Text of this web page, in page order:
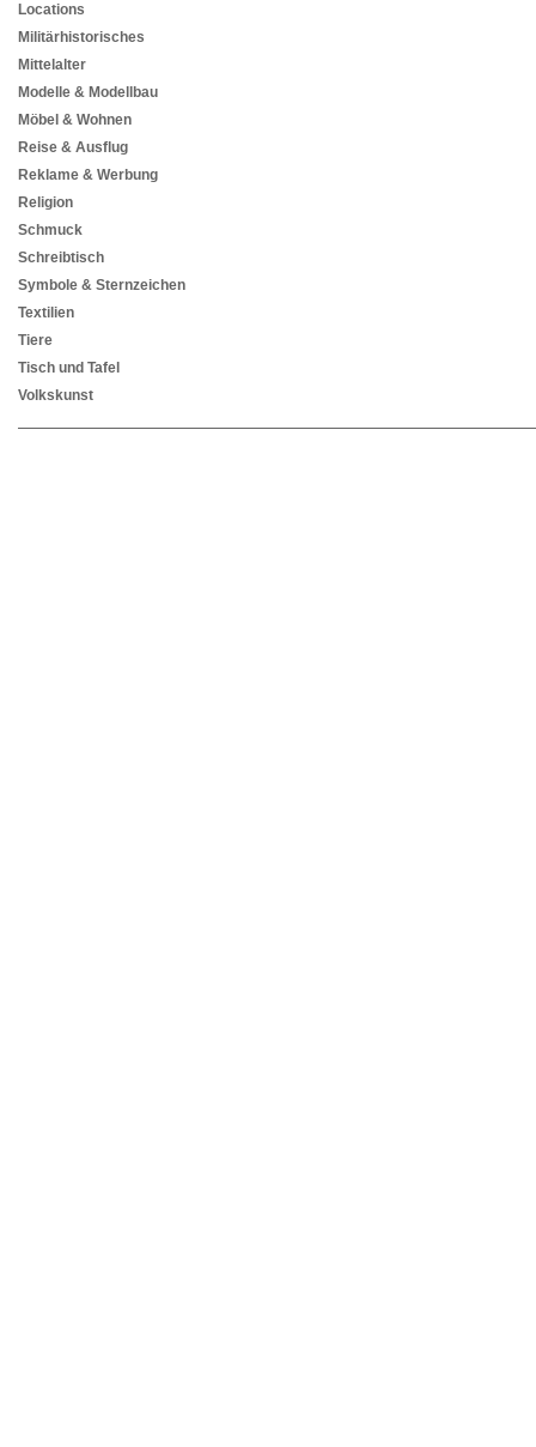
Locations
Militärhistorisches
Mittelalter
Modelle & Modellbau
Möbel & Wohnen
Reise & Ausflug
Reklame & Werbung
Religion
Schmuck
Schreibtisch
Symbole & Sternzeichen
Textilien
Tiere
Tisch und Tafel
Volkskunst